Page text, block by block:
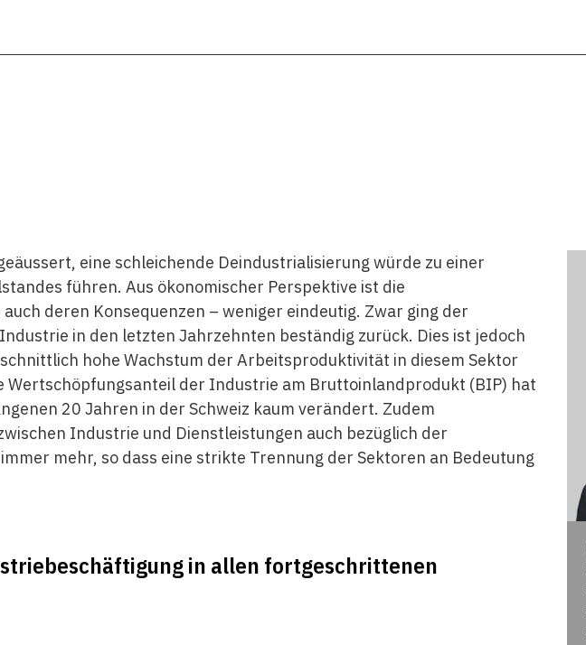
eine schleichende Deindustrialisierung würde zu einer
führen. Aus ökonomischer Perspektive ist die
deren Konsequenzen – weniger eindeutig. Zwar ging der
in den letzten Jahrzehnten beständig zurück. Dies ist jedoch
hohe Wachstum der Arbeitsproduktivität in diesem Sektor
Wertschöpfungsanteil der Industrie am Bruttoinlandprodukt (BIP) hat
20 Jahren in der Schweiz kaum verändert. Zudem
Industrie und Dienstleistungen auch bezüglich der
mehr, so dass eine strikte Trennung der Sektoren an Bedeutung
in allen fortgeschrittenen